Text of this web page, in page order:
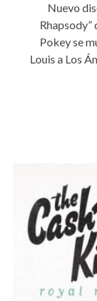
Nuevo
Pokey se
Louis a Los